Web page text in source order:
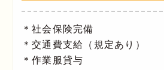
＊社会保険完備
＊交通費支給（規定あり）
＊作業服貸与